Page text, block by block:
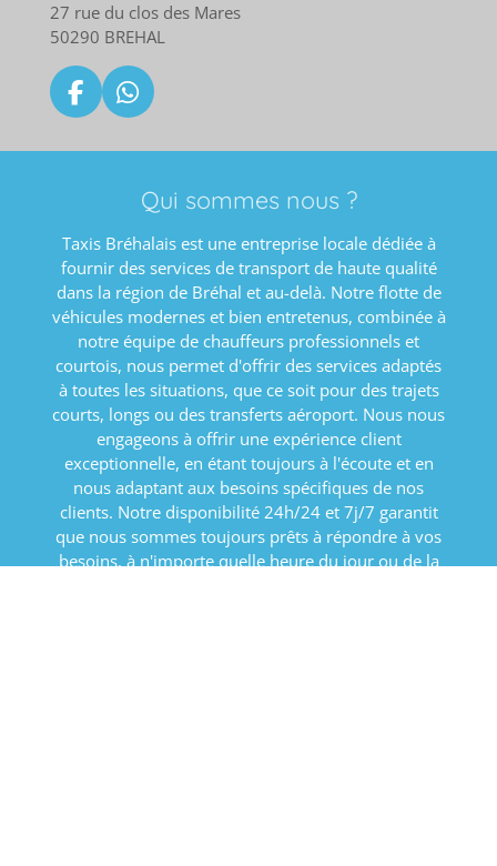
27 rue du clos des Mares
50290 BREHAL
F
a
c
o
k
W
h
a
p
p
Qui sommes nous ?
Taxis Bréhalais est une entreprise locale dédiée à
fournir des services de transport de haute qualité
dans la région de Bréhal et au-delà. Notre flotte de
véhicules modernes et bien entretenus, combinée à
notre équipe de chauffeurs professionnels et
courtois, nous permet d'offrir des services adaptés
à toutes les situations, que ce soit pour des trajets
courts, longs ou des transferts aéroport. Nous nous
engageons à offrir une expérience client
exceptionnelle, en étant toujours à l'écoute et en
nous adaptant aux besoins spécifiques de nos
clients. Notre disponibilité 24h/24 et 7j/7 garantit
que nous sommes toujours prêts à répondre à vos
besoins, à n'importe quelle heure du jour ou de la